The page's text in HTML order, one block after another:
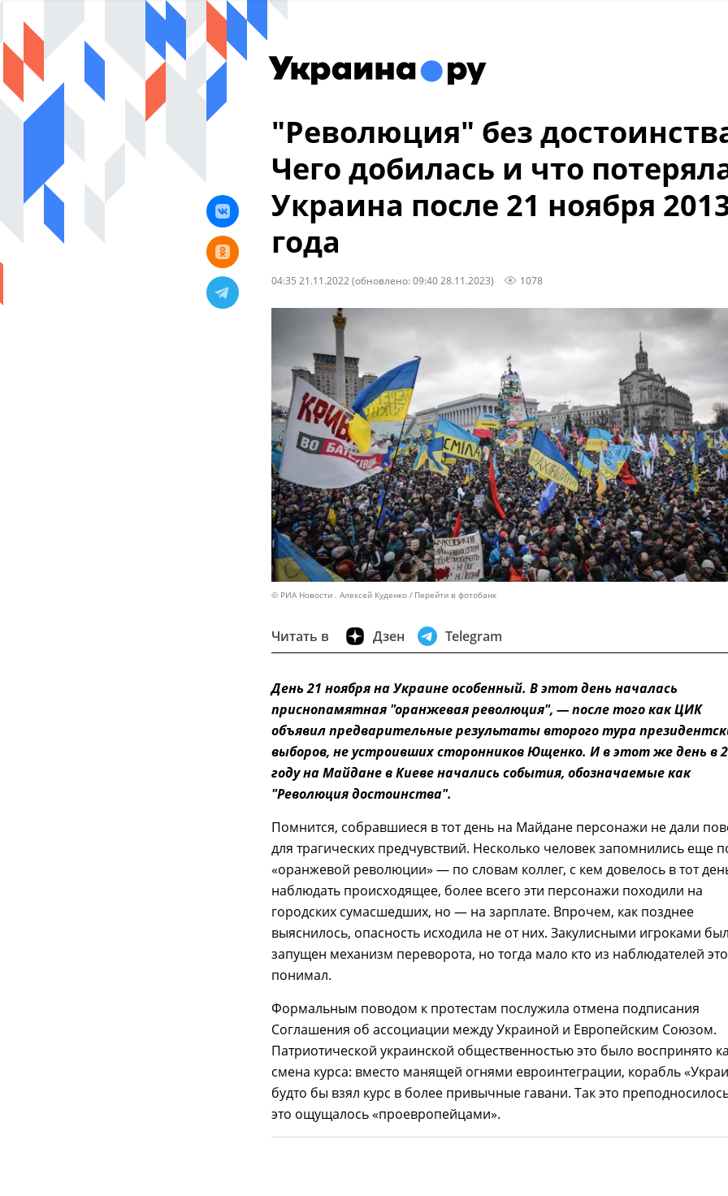
"Революция" без
Чего добилась и что
Украина после 21 ноября
года
04:35 21.11.2022 (обновлено: 09:40 28.11.2023) 1078
© РИА Новости . Алексей Куденко Перейти в фотобанк
Читать в Дзен Telegram
День 21 ноября на Украине особенный. В этот день началась
приснопамятная "оранжевая революция", — после того как ЦИК
объявил предварительные результаты второго тура
выборов, не устроивших сторонников Ющенко. И в этот же день в
году на Майдане в Киеве начались события, обозначаемые как
"Революция достоинства".
Помнится, собравшиеся в тот день на Майдане персонажи не дали
для трагических предчувствий. Несколько человек запомнились еще
«оранжевой революции» — по словам коллег, с кем довелось в тот
наблюдать происходящее, более всего эти персонажи походили на
городских сумасшедших, но — на зарплате. Впрочем, как позднее
выяснилось, опасность исходила не от них. Закулисными игроками был
запущен механизм переворота, но тогда мало кто из наблюдателей это
понимал.
Формальным поводом к протестам послужила отмена подписания
Соглашения об ассоциации между Украиной и Европейским Союзом.
Патриотической украинской общественностью это было воспринято
смена курса: вместо манящей огнями евроинтеграции, корабль
будто бы взял курс в более привычные гавани. Так это
это ощущалось «проевропейцами».